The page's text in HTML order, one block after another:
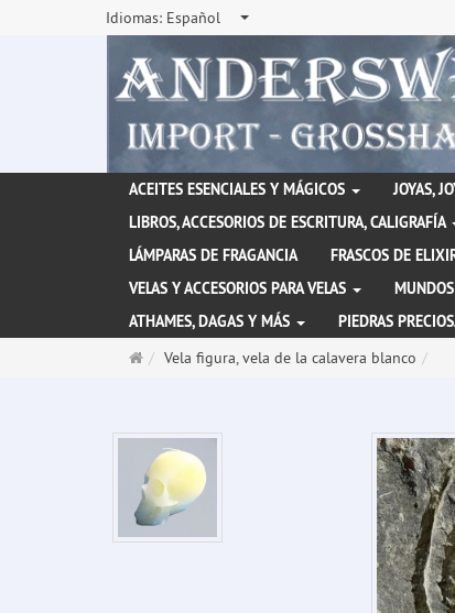
Idiomas: Español
ACEITES ESENCIALES Y MÁGICOS JOYAS,
LIBROS, ACCESORIOS DE ESCRITURA, CALIGRAFÍA
LÁMPARAS DE FRAGANCIA
FRASCOS DE
VELAS Y ACCESORIOS PARA VELAS
ATHAMES, DAGAS Y MÁS
PIEDRAS
PáginaVela figura, vela de la calavera blanco